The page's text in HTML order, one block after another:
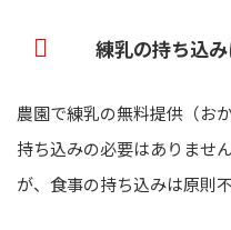
練乳の持ち込
農園で練乳の無料提供（お
持ち込みの必要はありませ
が、食事の持ち込みは原則